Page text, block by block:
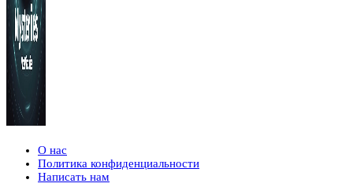
О нас
Политика конфиденциальности
Написать нам